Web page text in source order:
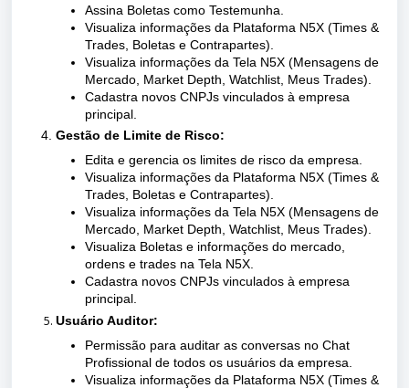
Assina Boletas como Testemunha.
Visualiza informações da Plataforma N5X (Times &
Trades, Boletas e Contrapartes).
Visualiza informações da Tela N5X (Mensagens de
Mercado, Market Depth, Watchlist, Meus Trades).
Cadastra novos CNPJs vinculados à empresa
principal.
Gestão de Limite de Risco:
Edita e gerencia os limites de risco da empresa.
Visualiza informações da Plataforma N5X (Times &
Trades, Boletas e Contrapartes).
Visualiza informações da Tela N5X (Mensagens de
Mercado, Market Depth, Watchlist, Meus Trades).
Visualiza Boletas e informações do mercado,
ordens e trades na Tela N5X.
Cadastra novos CNPJs vinculados à empresa
principal.
Usuário Auditor:
Permissão para auditar as conversas no Chat
Profissional de todos os usuários da empresa.
Visualiza informações da Plataforma N5X (Times &